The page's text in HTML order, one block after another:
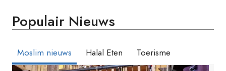
Populair Nieuws
Moslim nieuws Halal Eten Toerisme